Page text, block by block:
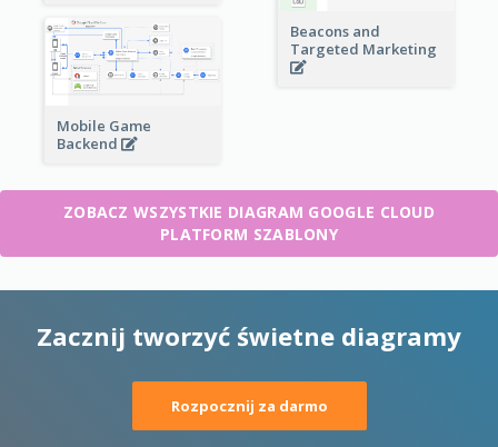
Beacons and
Targeted Marketing
Mobile Game
Backend
ZOBACZ WSZYSTKIE DIAGRAM GOOGLE CLOUD
PLATFORM SZABLONY
Zacznij tworzyć świetne diagramy
Rozpocznij za darmo